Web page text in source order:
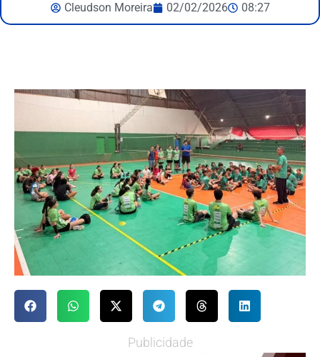
Cleudson Moreira 02/02/2026 08:27
Publicidade